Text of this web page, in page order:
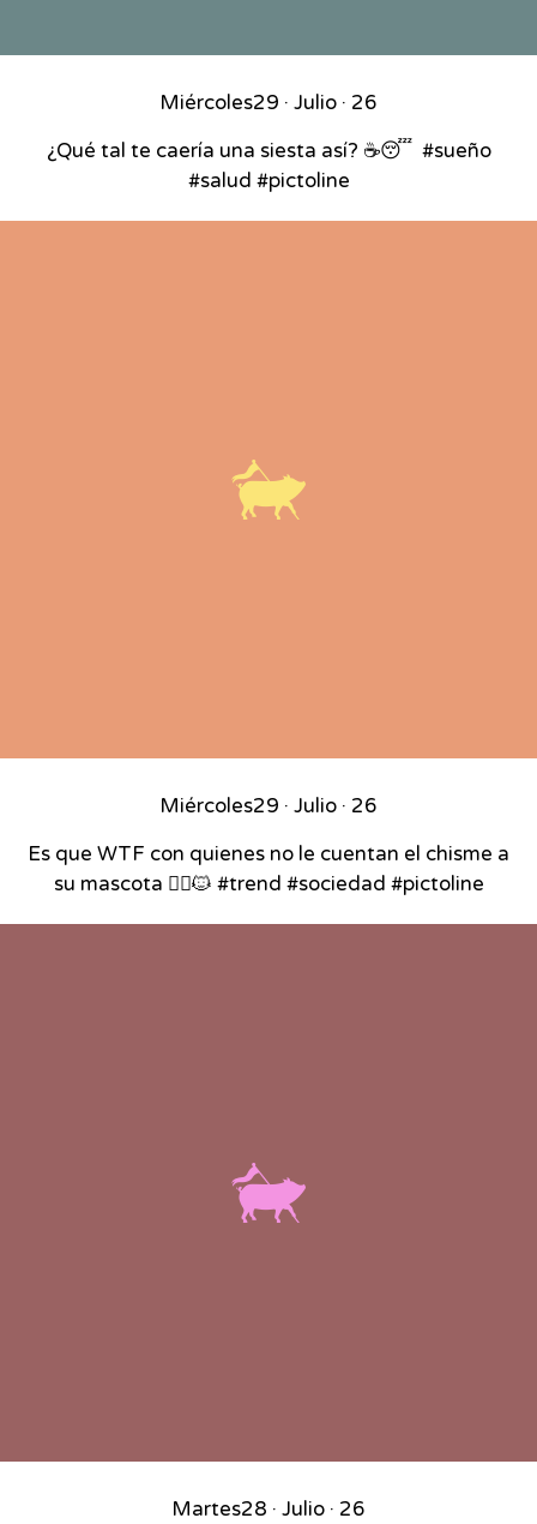
Miércoles29 · Julio · 26
¿Qué tal te caería una siesta así? ☕😴⁣ ⁣ #sueño
#salud #pictoline
Miércoles29 · Julio · 26
Es que WTF con quienes no le cuentan el chisme a
su mascota 🙂‍↕️🐱 #trend #sociedad #pictoline
Martes28 · Julio · 26